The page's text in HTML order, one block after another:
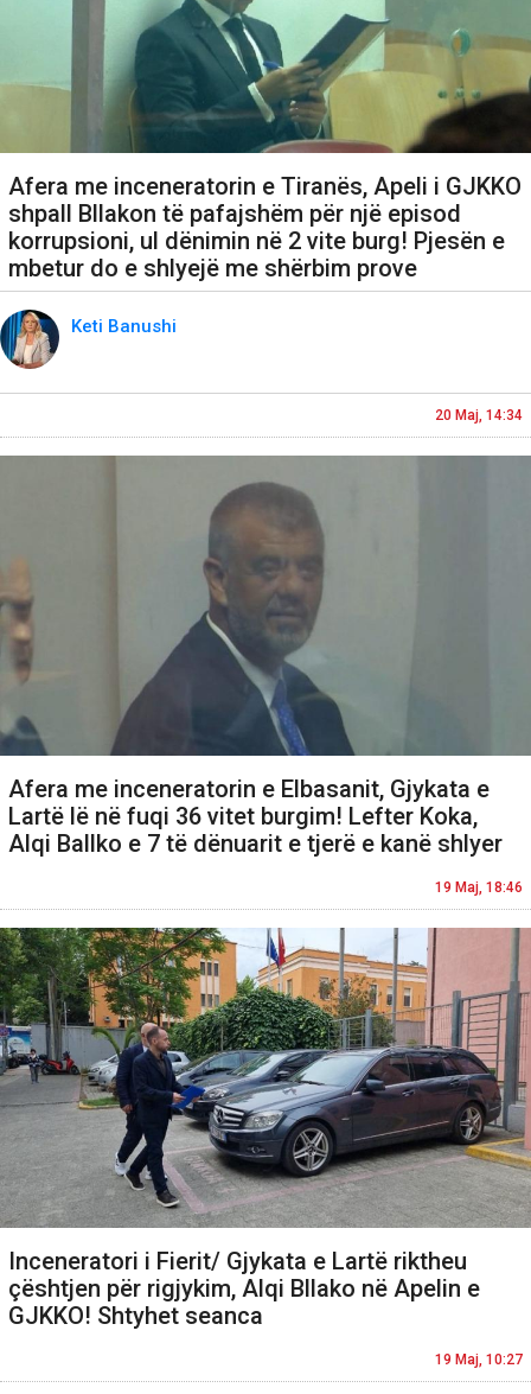
Afera me inceneratorin e Tiranës, Apeli i GJKKO
shpall Bllakon të pafajshëm për një episod
korrupsioni, ul dënimin në 2 vite burg! Pjesën e
mbetur do e shlyejë me shërbim prove
Keti Banushi
20 Maj, 14:34
Afera me inceneratorin e Elbasanit, Gjykata e
Lartë lë në fuqi 36 vitet burgim! Lefter Koka,
Alqi Ballko e 7 të dënuarit e tjerë e kanë shlyer
19 Maj, 18:46
Inceneratori i Fierit/ Gjykata e Lartë riktheu
çështjen për rigjykim, Alqi Bllako në Apelin e
GJKKO! Shtyhet seanca
19 Maj, 10:27